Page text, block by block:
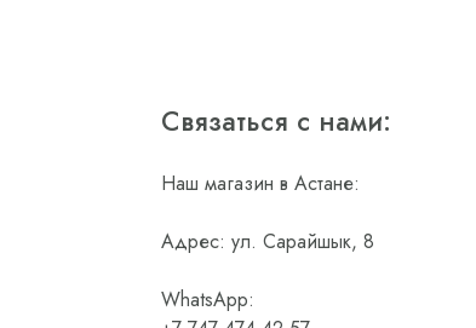
Связаться с нами:
Наш магазин в Астане:
Адрес: ул. Сарайшык, 8
WhatsApp: